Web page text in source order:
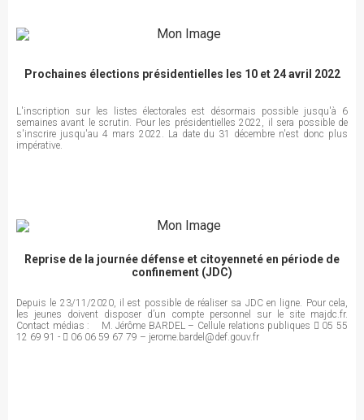
Prochaines élections présidentielles les 10 et 24 avril 2022
L'inscription sur les listes électorales est désormais possible jusqu'à 6
semaines avant le scrutin. Pour les présidentielles 2022, il sera possible de
s'inscrire jusqu'au 4 mars 2022. La date du 31 décembre n'est donc plus
impérative.
Reprise de la journée défense et citoyenneté en période de
confinement (JDC)
Depuis le 23/11/2020, il est possible de réaliser sa JDC en ligne. Pour cela,
les jeunes doivent disposer d’un compte personnel sur le site majdc.fr.
Contact médias : M. Jérôme BARDEL – Cellule relations publiques  05 55
12 69 91 -  06 06 59 67 79 – jerome.bardel@def.gouv.fr